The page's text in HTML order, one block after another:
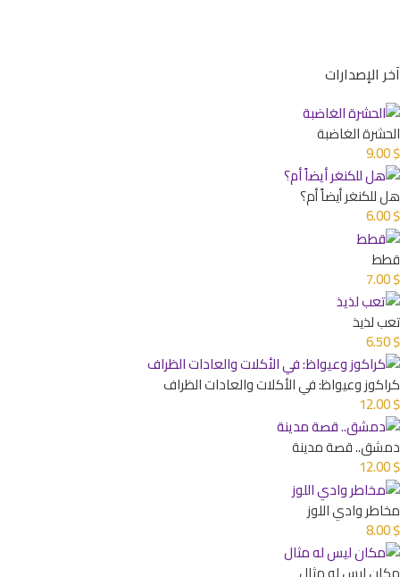
آخر الإصدارات
الحشرة الغاضبة
9.00$
هل للكنغر أيضاً أم؟
6.00$
قطط
7.00$
تعب لذيذ
6.50$
كراكوز وعيواظ: في الأكلات والعادات الظراف
12.00$
دمشق.. قصة مدينة
12.00$
مخاطر وادي اللوز
8.00$